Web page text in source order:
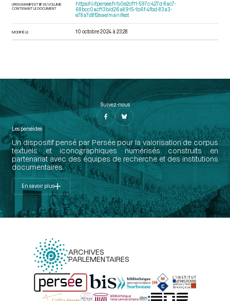
URI DU MANIFEST IIIF DU VOLUME
CONTENANT LE DOCUMENT
https://iiif.persee.fr/b0e2cf11-597c-427d-8ac7-
68bcc0acf13b/d26a8915-1b6f-4fbd-83a3-
e78a7d8f2eae/manifest
MODIFIÉ LE 10 octobre 2024 à 23:28
Suivez-nous
Les perséides
Un dispositif pensé par Persée pour la valorisation de corpus
textuels et iconographiques numérisés construits en
partenariat avec des équipes de recherche et des institutions
documentaires.
En savoir plus
ARCHIVES
PARLEMENTAIRES